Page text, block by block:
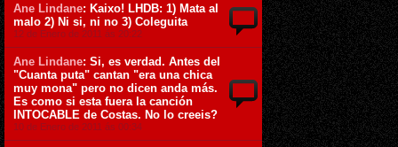
Ane Lindane: Kaixo! LHDB: 1) Mata al
malo 2) Ni si, ni no 3) Coleguita
12 de Enero de 2011 ás 20:22
Ane Lindane: Si, es verdad. Antes del
"Cuanta puta" cantan "era una chica
muy mona" pero no dicen anda más.
Es como si esta fuera la canción
INTOCABLE de Costas. No lo creeis?
10 de Enero de 2011 ás 00:34